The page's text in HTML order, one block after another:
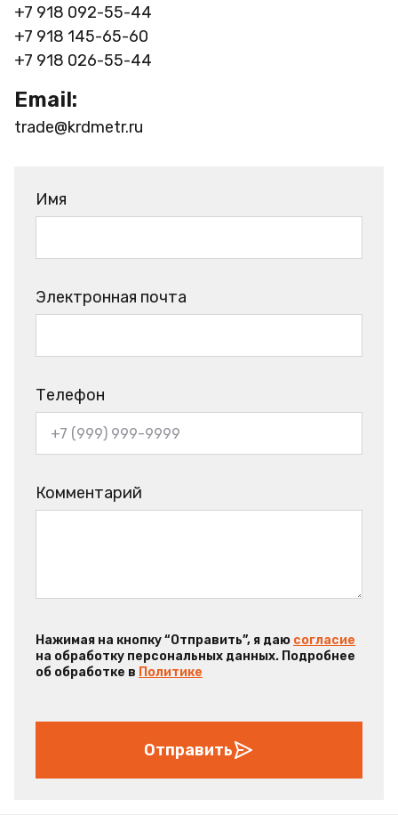
+7 918 092-55-44
+7 918 145-65-60
+7 918 026-55-44
Email:
trade@krdmetr.ru
Имя
Электронная почта
Телефон
Комментарий
Нажимая на кнопку “Отправить”, я даю согласие
на обработку персональных данных. Подробнее
об обработке в Политике
Отправить